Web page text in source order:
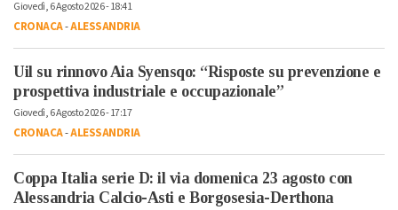
Giovedì, 6 Agosto 2026 - 18:41
CRONACA-ALESSANDRIA
Uil su rinnovo Aia Syensqo: “Risposte su prevenzione e
prospettiva industriale e occupazionale”
Giovedì, 6 Agosto 2026 - 17:17
CRONACA-ALESSANDRIA
Coppa Italia serie D: il via domenica 23 agosto con
Alessandria Calcio-Asti e Borgosesia-Derthona